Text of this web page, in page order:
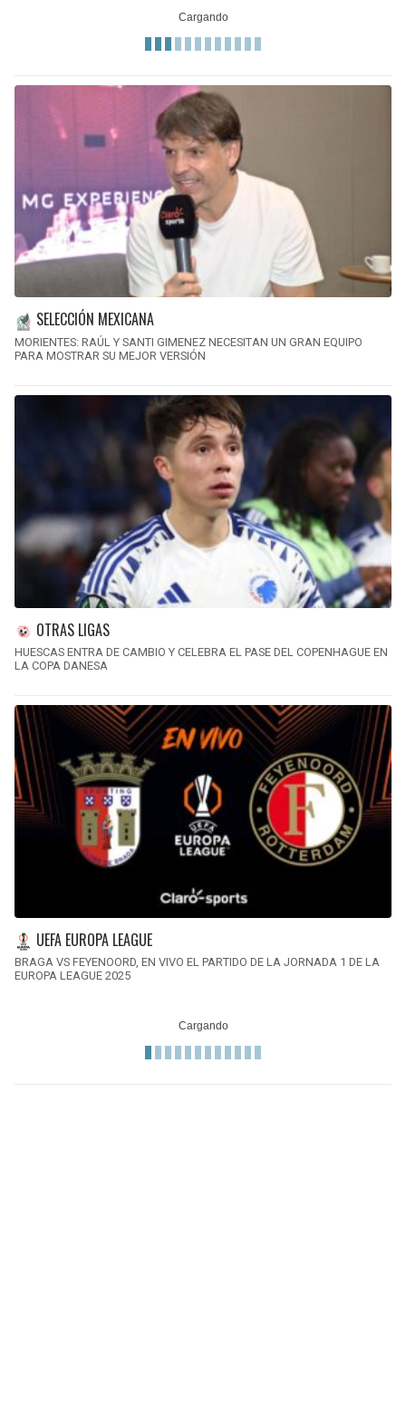
SELECCIÓN MEXICANA
MORIENTES: RAÚL Y SANTI GIMENEZ NECESITAN UN GRAN EQUIPO
PARA MOSTRAR SU MEJOR VERSIÓN
OTRAS LIGAS
HUESCAS ENTRA DE CAMBIO Y CELEBRA EL PASE DEL COPENHAGUE EN
LA COPA DANESA
UEFA EUROPA LEAGUE
BRAGA VS FEYENOORD, EN VIVO EL PARTIDO DE LA JORNADA 1 DE LA
EUROPA LEAGUE 2025